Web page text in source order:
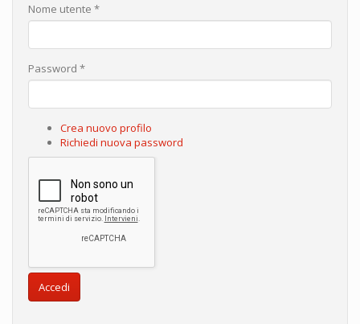
Nome utente *
Password *
Crea nuovo profilo
Richiedi nuova password
Accedi